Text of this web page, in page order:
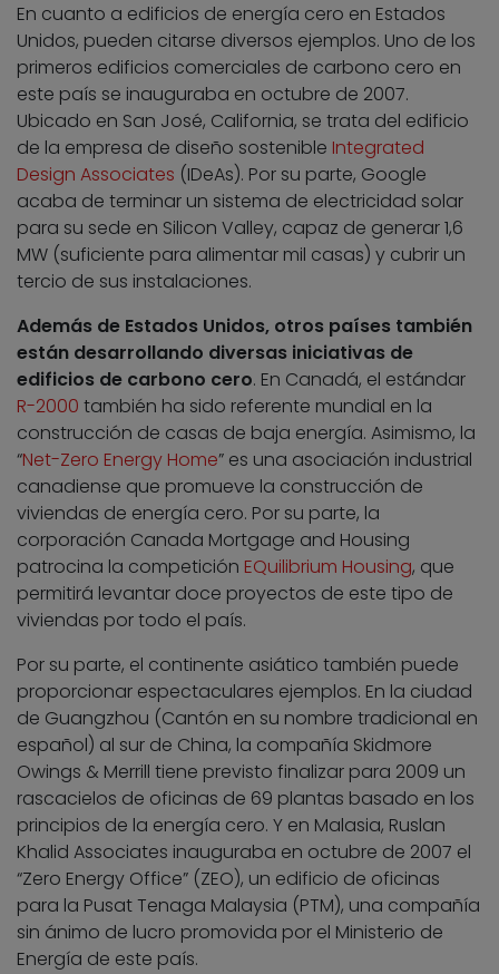
En cuanto a edificios de energía cero en Estados
Unidos, pueden citarse diversos ejemplos. Uno de los
primeros edificios comerciales de carbono cero en
este país se inauguraba en octubre de 2007.
Ubicado en San José, California, se trata del edificio
de la empresa de diseño sostenible Integrated
Design Associates (IDeAs). Por su parte, Google
acaba de terminar un sistema de electricidad solar
para su sede en Silicon Valley, capaz de generar 1,6
MW (suficiente para alimentar mil casas) y cubrir un
tercio de sus instalaciones.
Además de Estados Unidos, otros países también
están desarrollando diversas iniciativas de
edificios de carbono cero. En Canadá, el estándar
R-2000 también ha sido referente mundial en la
construcción de casas de baja energía. Asimismo, la
“Net-Zero Energy Home” es una asociación industrial
canadiense que promueve la construcción de
viviendas de energía cero. Por su parte, la
corporación Canada Mortgage and Housing
patrocina la competición EQuilibrium Housing, que
permitirá levantar doce proyectos de este tipo de
viviendas por todo el país.
Por su parte, el continente asiático también puede
proporcionar espectaculares ejemplos. En la ciudad
de Guangzhou (Cantón en su nombre tradicional en
español) al sur de China, la compañía Skidmore
Owings & Merrill tiene previsto finalizar para 2009 un
rascacielos de oficinas de 69 plantas basado en los
principios de la energía cero. Y en Malasia, Ruslan
Khalid Associates inauguraba en octubre de 2007 el
“Zero Energy Office” (ZEO), un edificio de oficinas
para la Pusat Tenaga Malaysia (PTM), una compañía
sin ánimo de lucro promovida por el Ministerio de
Energía de este país.